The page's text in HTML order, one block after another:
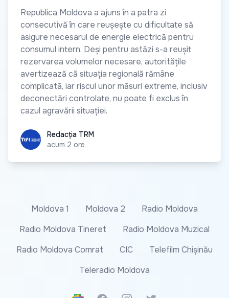
Republica Moldova a ajuns în a patra zi
consecutivă în care reușește cu dificultate să
asigure necesarul de energie electrică pentru
consumul intern. Deși pentru astăzi s-a reușit
rezervarea volumelor necesare, autoritățile
avertizează că situația regională rămâne
complicată, iar riscul unor măsuri extreme, inclusiv
deconectări controlate, nu poate fi exclus în
cazul agravării situației.
Redacția TRM
Redacția TRM
acum 2 ore
Moldova 1 Moldova 2
Radio Moldova
Radio Moldova Tineret
Radio Moldova Muzical
Radio Moldova Comrat
CIC
Telefilm Chișinău
Teleradio Moldova